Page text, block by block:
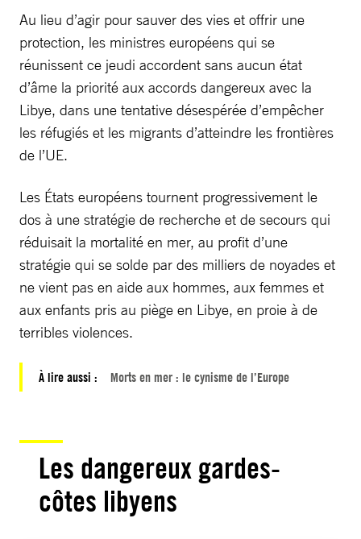
Au lieu d’agir pour sauver des vies et offrir une
protection, les ministres européens qui se
réunissent ce jeudi accordent sans aucun état
d’âme la priorité aux accords dangereux avec la
Libye, dans une tentative désespérée d’empêcher
les réfugiés et les migrants d’atteindre les frontières
de l’UE.
Les États européens tournent progressivement le
dos à une stratégie de recherche et de secours qui
réduisait la mortalité en mer, au profit d’une
stratégie qui se solde par des milliers de noyades et
ne vient pas en aide aux hommes, aux femmes et
aux enfants pris au piège en Libye, en proie à de
terribles violences.
À lire aussi : Morts en mer : le cynisme de l’Europe
Les dangereux gardes-
côtes libyens